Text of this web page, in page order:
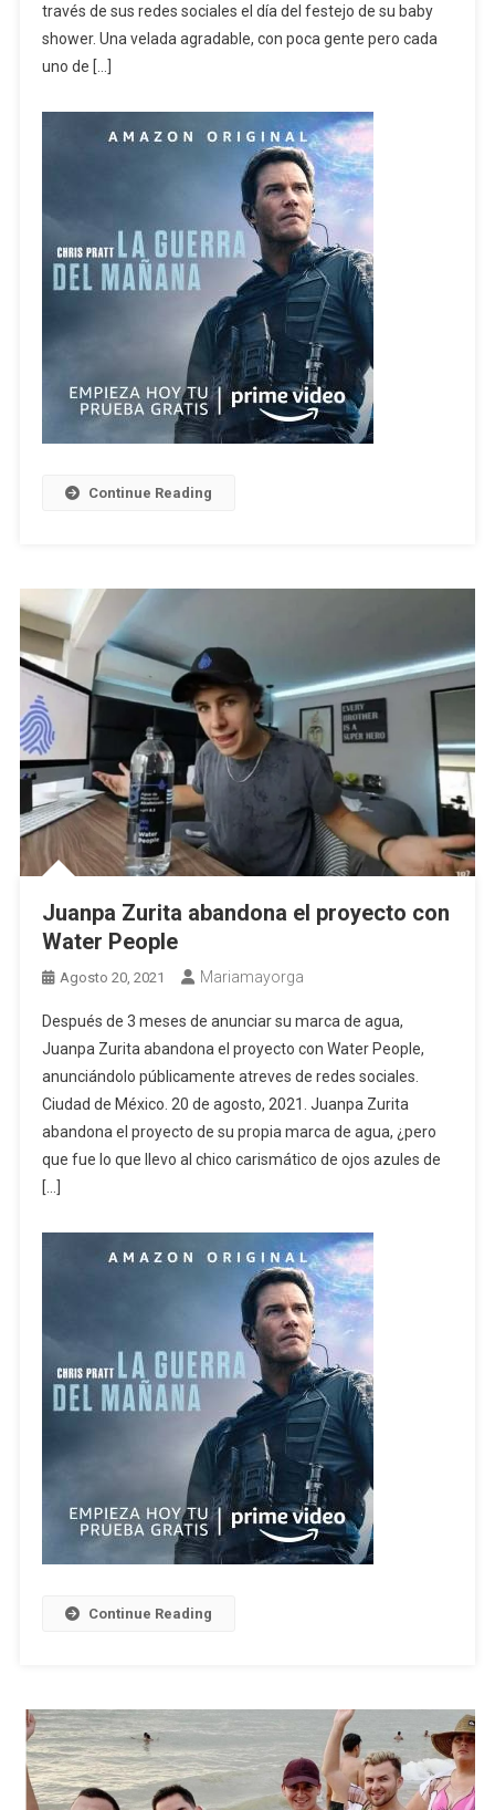
través de sus redes sociales el día del festejo de su baby
shower. Una velada agradable, con poca gente pero cada
uno de […]
Continue Reading
Juanpa Zurita abandona el proyecto con
Water People
Agosto 20, 2021 Mariamayorga
Después de 3 meses de anunciar su marca de agua,
Juanpa Zurita abandona el proyecto con Water People,
anunciándolo públicamente atreves de redes sociales.
Ciudad de México. 20 de agosto, 2021. Juanpa Zurita
abandona el proyecto de su propia marca de agua, ¿pero
que fue lo que llevo al chico carismático de ojos azules de
[…]
Continue Reading